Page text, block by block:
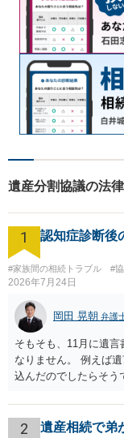
遺産分割協議の法
1 認知症診断後
#家族間の相続トラブル #
2026年7月24日
岡田 晃朝 弁護
そもそも、11月に遺
なりません。 例えば
込んだのでしたらそう
2 遺産相続で弟